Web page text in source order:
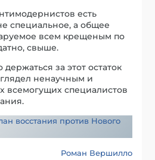
есть
специальное, а общее
всем крещеным по
свыше.
за этот остаток
ненаучным и
всемогущих специалистов
восстания против Нового
Роман Вершилло